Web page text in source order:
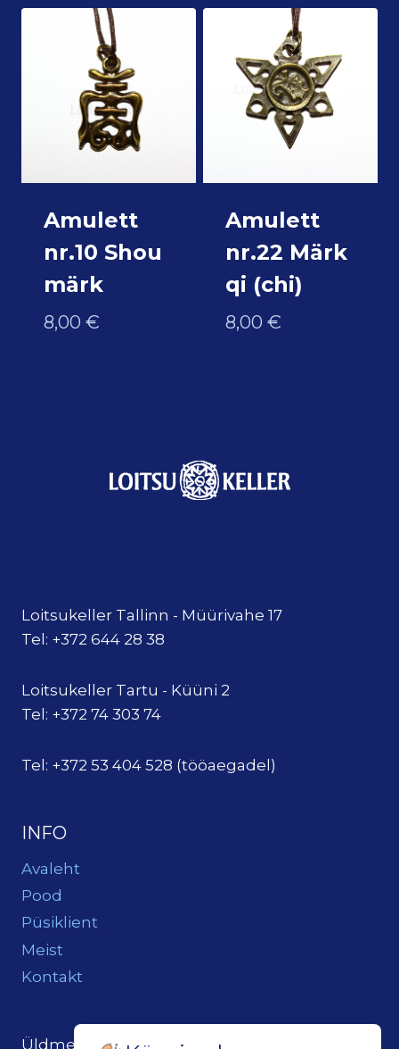
Amulett
nr.10 Shou
märk
8,00 €
Amulett
nr.22 Märk
qi (chi)
8,00 €
Loitsukeller Tallinn - Müürivahe 17
Tel: +372 644 28 38
Loitsukeller Tartu - Küüni 2
Tel: +372 74 303 74
Tel: +372 53 404 528 (tööaegadel)
INFO
Avaleht
Pood
Püsiklient
Meist
Kontakt
Üldmeil: loits@loitsukeller.ee